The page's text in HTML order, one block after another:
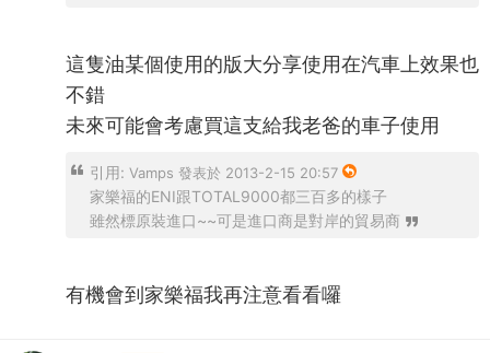
這隻油某個使用的版大分享使用在汽車上效果也
不錯
未來可能會考慮買這支給我老爸的車子使用
引用: Vamps 發表於 2013-2-15 20:57
家樂福的ENI跟TOTAL9000都三百多的樣子
雖然標原裝進口~~可是進口商是對岸的貿易商
有機會到家樂福我再注意看看囉